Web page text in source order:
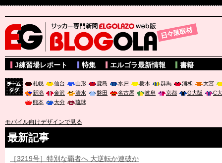
サッカー専門新聞ELGOLAZO web版 BLOGOLA
J練習場レポート 特集 エルゴラ最新情報 書籍
札幌 仙台 山形 鹿島 水戸 栃木 群馬 浦和
大宮
新潟
金沢 清水 磐田 名古屋 岐阜 京都 G大阪
C
熊本
大分 琉球
モバイル向けデザインで見る
最新記事
［3219号］特別な覇者へ 大逆転か連破か